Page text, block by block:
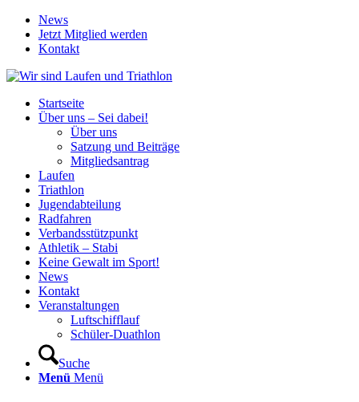
News
Jetzt Mitglied werden
Kontakt
Startseite
Über uns – Sei dabei!
Über uns
Satzung und Beiträge
Mitgliedsantrag
Laufen
Triathlon
Jugendabteilung
Radfahren
Verbandsstützpunkt
Athletik – Stabi
Keine Gewalt im Sport!
News
Kontakt
Veranstaltungen
Luftschifflauf
Schüler-Duathlon
Suche
Menü Menü